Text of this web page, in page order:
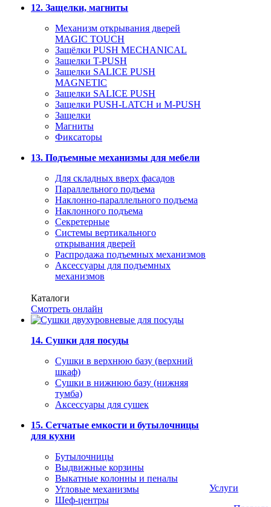
12. Защелки, магниты
Механизм открывания дверей
MAGIC TOUCH
Защёлки PUSH MECHANICAL
Защелки T-PUSH
Защелки SALICE PUSH
MAGNETIC
Защелки SALICE PUSH
Защелки PUSH-LATCH и M-PUSH
Защелки
Магниты
Фиксаторы
13. Подъемные механизмы для мебели
Для складных вверх фасадов
Параллельного подъема
Наклонно-параллельного подъема
Наклонного подъема
Секретерные
Системы вертикального
открывания дверей
Распродажа подъемных механизмов
Аксессуары для подъемных
механизмов
Каталоги
Смотреть онлайн
14. Сушки для посуды
Сушки в верхнюю базу (верхний
шкаф)
Сушки в нижнюю базу (нижняя
тумба)
Аксессуары для сушек
15. Сетчатые емкости и бутылочницы
для кухни
Бутылочницы
Выдвижные корзины
Выкатные колонны и пеналы
Угловые механизмы
Шеф-центры
Услуги